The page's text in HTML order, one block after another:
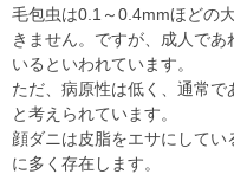
毛包虫は0.1～0.4mmほどの
きません。ですが、成人で
いるといわれています。
ただ、病原性は低く、通常
と考えられています。
顔ダニは皮脂をエサにして
に多く存在します。